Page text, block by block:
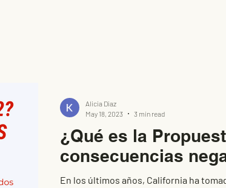
¿Qué es la
consecuencias
En los últimos años, California ha
Alicia Diaz
May 18, 2023
3 min read